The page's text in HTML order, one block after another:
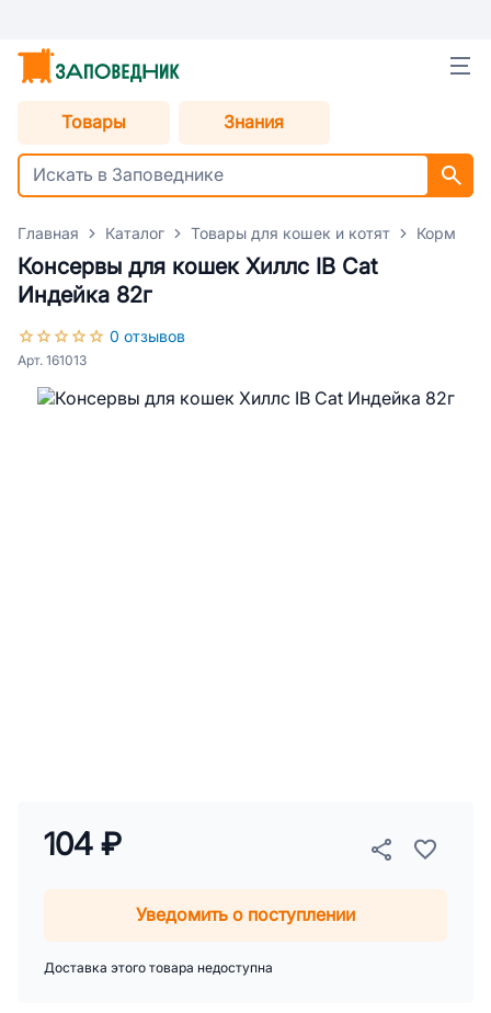
Товары Знания
Главная Каталог Товары для кошек и котят Корм
Консервы для кошек Хиллс IB Cat
Индейка 82г
0 отзывов
Арт. 161013
104 ₽
Уведомить о поступлении
Доставка этого товара недоступна